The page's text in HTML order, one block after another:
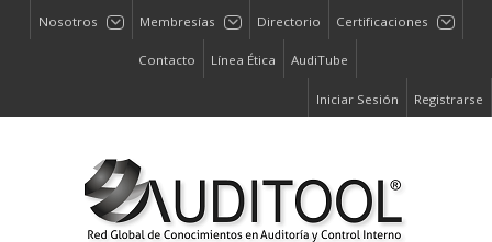
Nosotros Membresías Directorio Certificaciones
Contacto Línea Ética AudiTube
Iniciar Sesión Registrarse